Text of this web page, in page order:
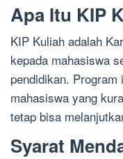
Apa Itu KIP
KIP Kuliah adalah
kepada mahasiswa
pendidikan.
mahasiswa yang
tetap bisa
Syarat